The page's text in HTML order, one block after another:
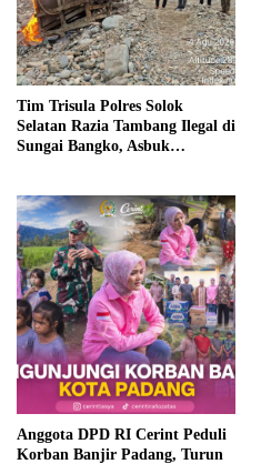
Tim Trisula Polres Solok
Selatan Razia Tambang Ilegal di
Sungai Bangko, Asbuk
Anggota DPD RI Cerint Peduli
Korban Banjir Padang, Turun